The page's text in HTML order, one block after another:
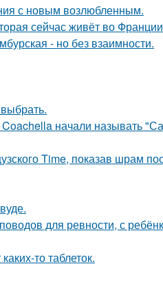
с новым возлюбленным.
сейчас живёт во
- но без взаимности.
начали называть
Time, показав шрам
для ревности, с
то таблеток.